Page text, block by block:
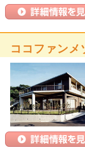
ココファンメ